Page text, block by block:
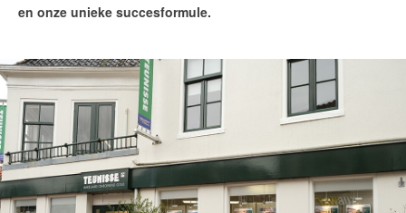
Wij zijn Team Teunisse
Huis verkopen
Huis kopen
Onze financiële diensten
De waarde van uw woning
en onze unieke succesformule.